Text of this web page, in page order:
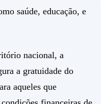
saúde, educação, e
nacional, a
a gratuidade do
aqueles que